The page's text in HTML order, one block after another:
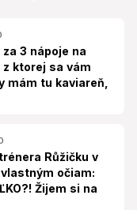
3 nápoje na
ktorej sa vám
mám tu kaviareň,
Růžičku v
očiam:
Žijem si na